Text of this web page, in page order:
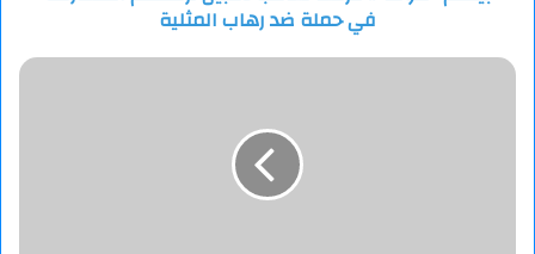
المصدر نوفوستي في حملة ضد رهاب المثلية
واشنطن